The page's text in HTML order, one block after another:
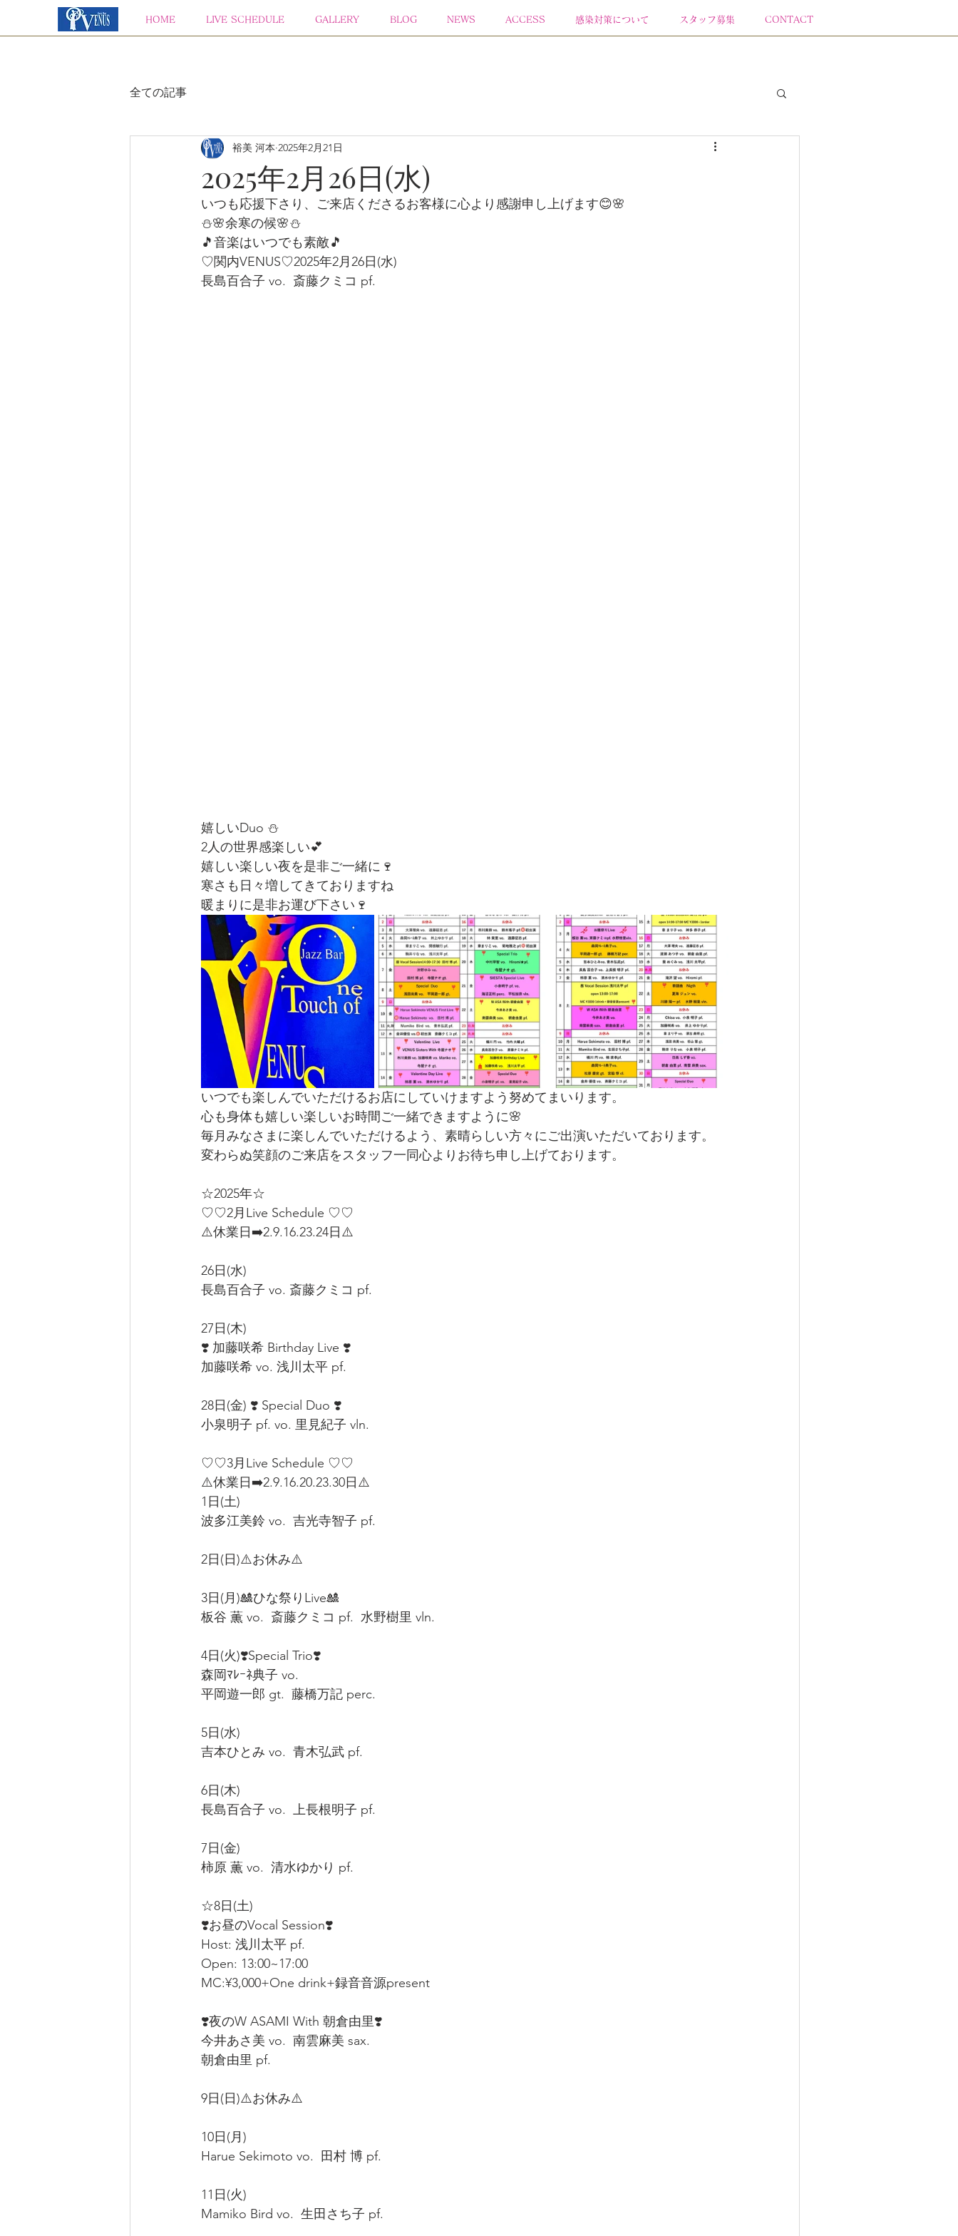
HOME LIVE SCHEDULE GALLERY BLOG NEWS ACCESS 感染対策について スタッフ募集 CONTACT
全ての記事
2025年2月26日(水)
裕美 河本 2025年2月21日
いつも応援下さり、ご来店くださるお客様に心より感謝申し上げます😊🌸
⛄🌸余寒の候🌸⛄
🎵音楽はいつでも素敵🎵
♡関内VENUS♡2025年2月26日(水)
長島百合子 vo.  斎藤クミコ pf.
嬉しいDuo ⛄
2人の世界感楽しい💕
嬉しい楽しい夜を是非ご一緒に🍷
寒さも日々増してきておりますね
暖まりに是非お運び下さい🍷
いつでも楽しんでいただけるお店にしていけますよう努めてまいります。
心も身体も嬉しい楽しいお時間ご一緒できますように🌸
毎月みなさまに楽しんでいただけるよう、素晴らしい方々にご出演いただいております。
変わらぬ笑顔のご来店をスタッフ一同心よりお待ち申し上げております。
☆2025年☆
♡♡2月Live Schedule ♡♡
⚠️休業日➡️2.9.16.23.24日⚠️
26日(水)
長島百合子 vo. 斎藤クミコ pf.
27日(木)
❣️ 加藤咲希 Birthday Live ❣️
加藤咲希 vo. 浅川太平 pf.
28日(金) ❣️ Special Duo ❣️
小泉明子 pf. vo. 里見紀子 vln.
♡♡3月Live Schedule ♡♡
⚠️休業日➡️2.9.16.20.23.30日⚠️
1日(土)
波多江美鈴 vo.  吉光寺智子 pf.
2日(日)⚠️お休み⚠️
3日(月)🎎ひな祭りLive🎎
板谷 薫 vo.  斎藤クミコ pf.  水野樹里 vln.
4日(火)❣️Special Trio❣️
森岡ﾏﾚｰﾈ典子 vo.
平岡遊一郎 gt.  藤橋万記 perc.
5日(水)
吉本ひとみ vo.  青木弘武 pf.
6日(木)
長島百合子 vo.  上長根明子 pf.
7日(金)
柿原 薫 vo.  清水ゆかり pf.
☆8日(土)
❣️お昼のVocal Session❣️
Host: 浅川太平 pf.
Open: 13:00~17:00
MC:¥3,000+One drink+録音音源present
❣️夜のW ASAMI With 朝倉由里❣️
今井あさ美 vo.  南雲麻美 sax.
朝倉由里 pf.
9日(日)⚠️お休み⚠️
10日(月)
Harue Sekimoto vo.  田村 博 pf.
11日(火)
Mamiko Bird vo.  生田さち子 pf.